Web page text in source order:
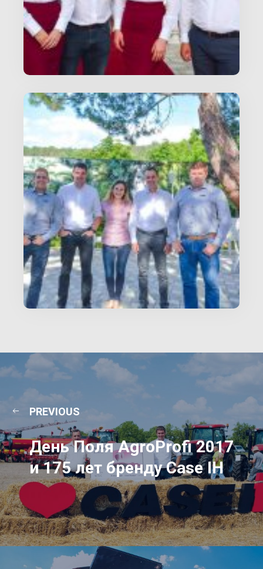
PREVIOUS
День Поля AgroProfi 2017
и 175 лет бренду Case IH